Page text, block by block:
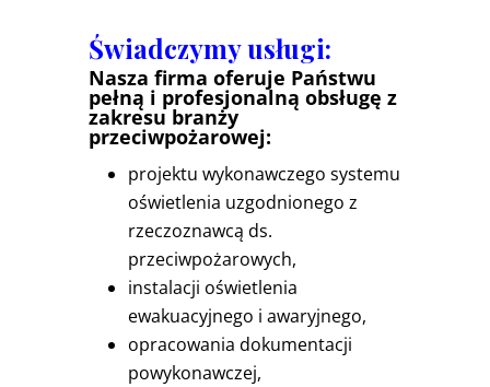
Świadczymy usługi:
Nasza firma oferuje Państwu
pełną i profesjonalną obsługę z
zakresu branży
przeciwpożarowej:
projektu wykonawczego systemu
oświetlenia uzgodnionego z
rzeczoznawcą ds.
przeciwpożarowych,
instalacji oświetlenia
ewakuacyjnego i awaryjnego,
opracowania dokumentacji
powykonawczej,